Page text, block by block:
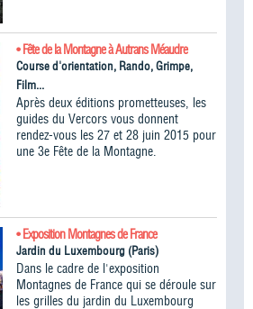
• Fête de la Montagne à Autrans Méaudre
Course d'orientation, Rando, Grimpe,
Film...
Après deux éditions prometteuses, les
guides du Vercors vous donnent
rendez-vous les 27 et 28 juin 2015 pour
une 3e Fête de la Montagne.
• Exposition Montagnes de France
Jardin du Luxembourg (Paris)
Dans le cadre de l'exposition
Montagnes de France qui se déroule sur
les grilles du jardin du Luxembourg